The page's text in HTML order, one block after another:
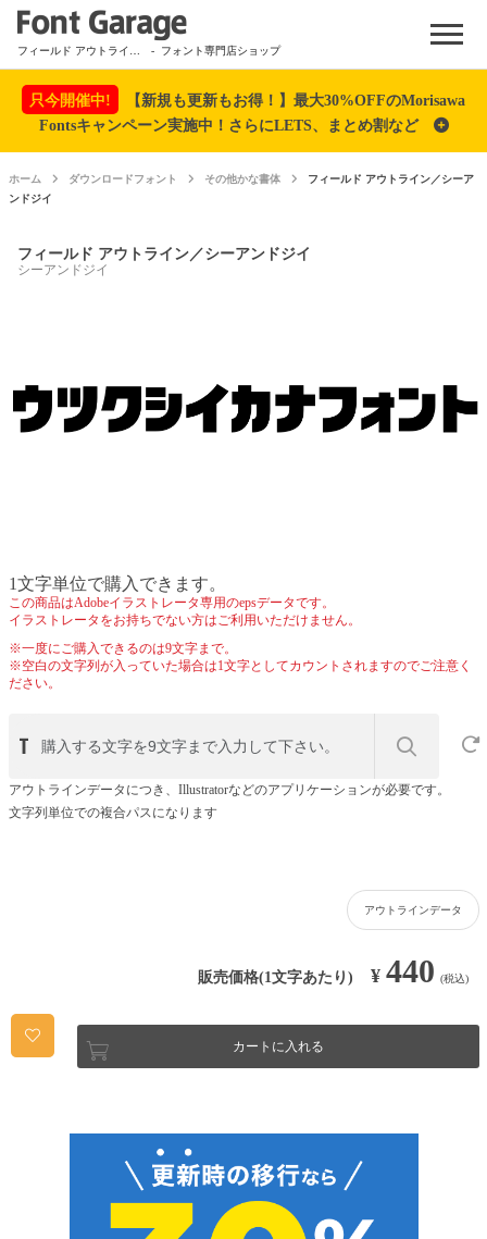
Menu
- フォント専門店ショップ
只今開催中!
【新規も更新もお得！】最大30%OFFのMorisawa
Fontsキャンペーン実施中！さらにLETS、まとめ割など
ホーム ダウンロードフォント その他かな書体
フィールド アウトライン／シーア
ンドジイ
フィールド アウトライン／シーアンドジイ
シーアンドジイ
1文字単位で購入できます。
この商品はAdobeイラストレータ専用のepsデータです。
イラストレータをお持ちでない方はご利用いただけません。
※一度にご購入できるのは9文字まで。
※空白の文字列が入っていた場合は1文字としてカウントされますのでご注意く
ださい。
アウトラインデータにつき、Illustratorなどのアプリケーションが必要です。
文字列単位での複合パスになります
アウトラインデータ
販売価格(1文字あたり) ¥ 440 (税込)
カートに入れる